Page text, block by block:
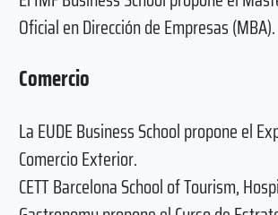
Oficial en Dirección de Empresas (MBA).
Comercio
La EUDE Business School propone el
Comercio Exterior.
CETT Barcelona School of Tourism,